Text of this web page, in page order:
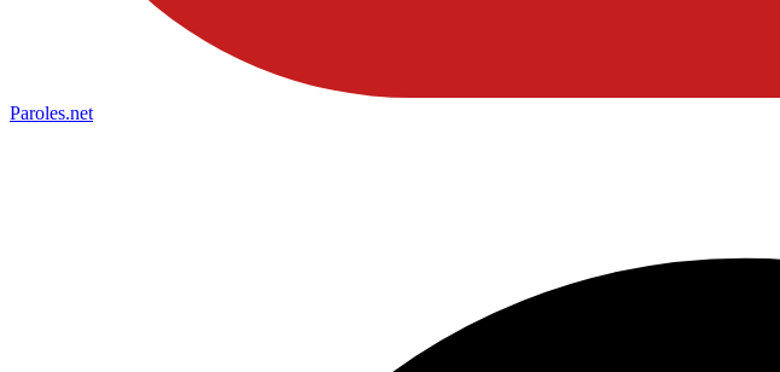
Paroles.net